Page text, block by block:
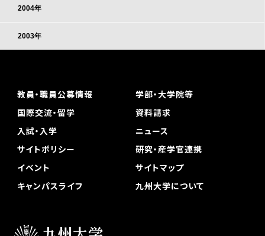
2004年
2003年
教員・職員公募情報
学部・大学院等
国際交流・留学
資料請求
入試・入学
ニュース
サイトポリシー
研究・産学官連携
イベント
サイトマップ
キャンパスライフ
九州大学について